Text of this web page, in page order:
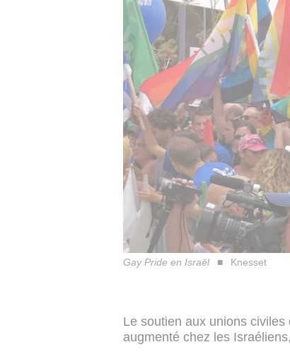
Gay Pride en Israël Knesset
Le soutien aux unions
augmenté chez les